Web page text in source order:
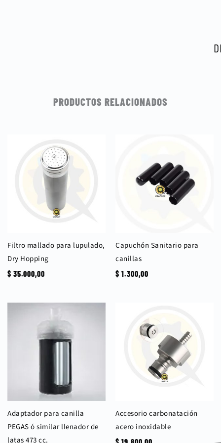
¨
PRODUCTOS RELACIONADOS
Filtro mallado para lupulado,
Dry Hopping
$ 35.000,00
Capuchón Sanitario para
canillas
$ 1.300,00
Adaptador para canilla
PEGAS ó similar llenador de
latas 473 cc.
Accesorio carbonatación
acero inoxidable